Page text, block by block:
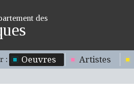
des
: Oeuvres Artistes